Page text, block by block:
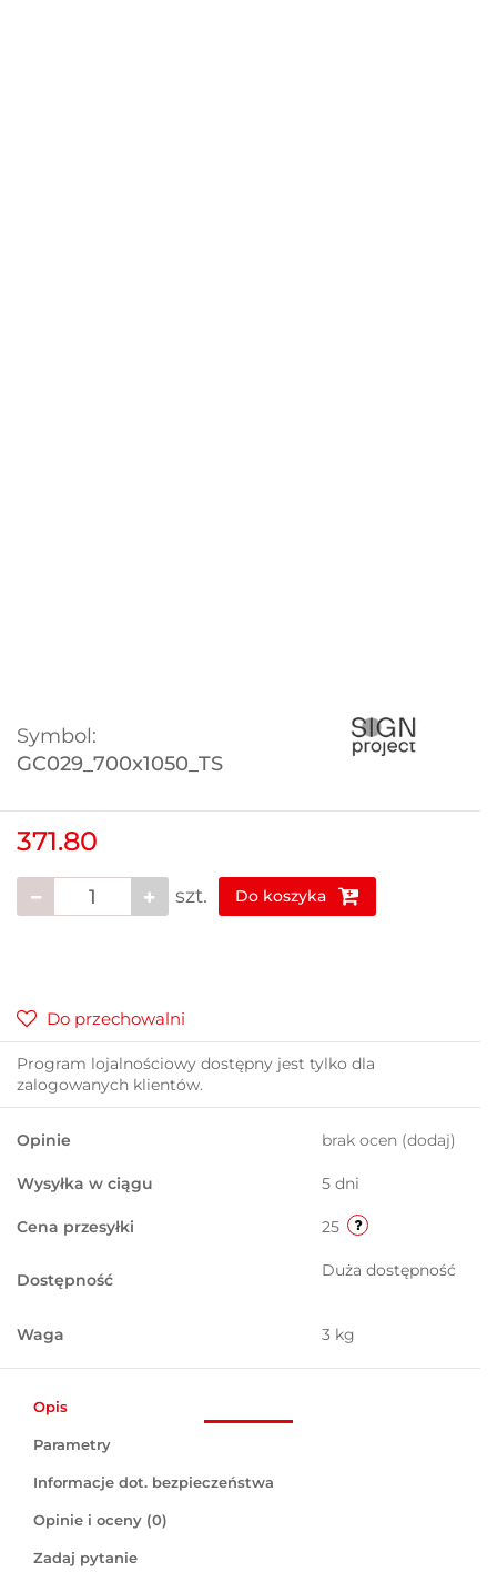
Symbol:
GC029_700x1050_TS
371.80
szt. Do koszyka
Do przechowalni
Program lojalnościowy dostępny jest tylko dla
zalogowanych klientów.
Opinie brak ocen (dodaj)
Wysyłka w ciągu 5 dni
Cena przesyłki 25
Dostępność Duża dostępność
Waga 3 kg
Opis
Parametry
Informacje dot. bezpieczeństwa
Opinie i oceny (0)
Zadaj pytanie